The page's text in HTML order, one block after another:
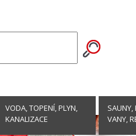
VODA, TOPENÍ, PLYN,
KANALIZACE
SAUNY,
VANY,